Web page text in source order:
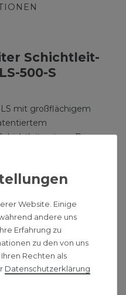
Schichtleit-
500-S
mit großflächigem
Das
Wärmeverluste. Sie
Vliesmaterial mit
einfachsten Montage.
Website. Einige
andere uns
Erfahrung zu
zu den von uns
Rechten als
Daten­schutz­erklärung